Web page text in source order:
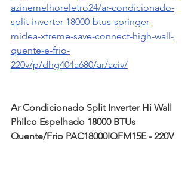
azinemelhoreletro24/ar-condicionado-
split-inverter-18000-btus-springer-
midea-xtreme-save-connect-high-wall-
quente-e-frio-
220v/p/dhg404a680/ar/aciv/
Ar Condicionado Split Inverter Hi Wall
Philco Espelhado 18000 BTUs
Quente/Frio PAC18000IQFM15E - 220V